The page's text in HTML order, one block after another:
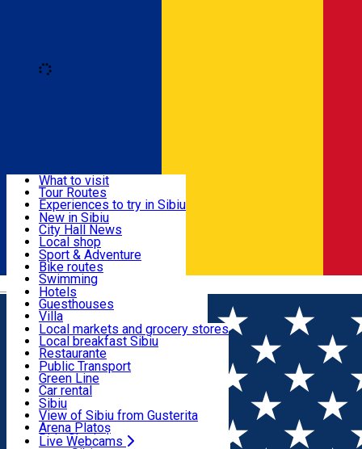
Română
Useful info
Activities & Adventure
Accommodation
Food, Drinks & Nightlife
Transport & Parking
Live Webcams
What to visit
Tour Routes
Experiences to try in Sibiu
Podcast
Culture
Museums
Churches
Parks, Zoo
County of Sibiu
New in Sibiu
City Hall News
Local shop
Sibiu artisans
Sibiul Verde
Public services
Education
How do I get to Sibiu
Tourist Info
Tour Guides
Guided tours
Publicații locale
Beauty salons
Sport & Adventure
Bike routes
Swimming
Riding
Indoor activities
Loc de joacă indoor
Loc de joacă outdoor
Ski
Ice skating
Yoga
Hotels
Guesthouses
Villa
Hostels
Motel
Camping
Renting rooms
Rooms for rent
Accommodation outside Sibiu
Local markets and grocery stores
Local breakfast Sibiu
Restaurante
Pizza
Fast Food
Coffee
Sweets
Pub, Bar
Night clubs
Bakeries
Public Transport
Green Line
Car rental
Rent a bike
Scooter rentals
Taxi
Ride Sharing
Sibiu
View of Sibiu from Gusterita
Arena Platoș
Live Webcams